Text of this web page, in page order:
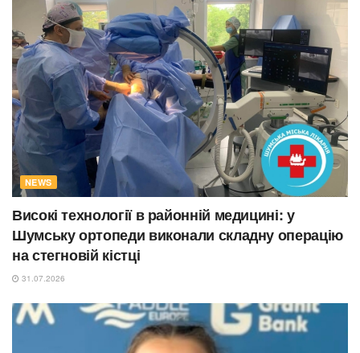
NEWS
Високі технології в районній медицині: у
Шумську ортопеди виконали складну операцію
на стегновій кістці
31.07.2026